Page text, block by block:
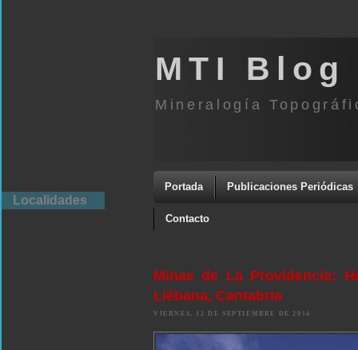
MTI Blog
Mineralogía
Portada Publicaciones Periódicas
Contacto
Minas de La Providencia:
Liébana, Cantabria
VIERNES, 12 DE SEPTIEMBRE DE 2014
Localidades